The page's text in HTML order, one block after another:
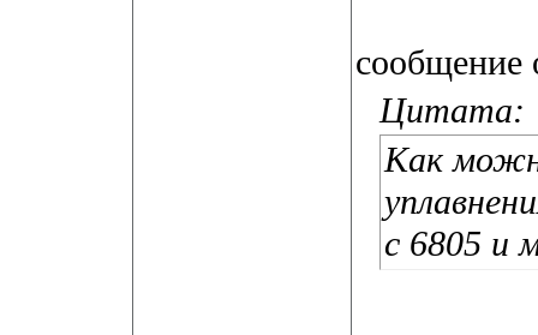
сообщение
Цитата:
Как
с 6805 и